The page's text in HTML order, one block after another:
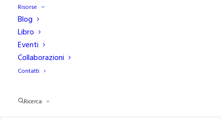
Risorse
Blog
Libro
Eventi
Collaborazioni
Contatti
Ricerca